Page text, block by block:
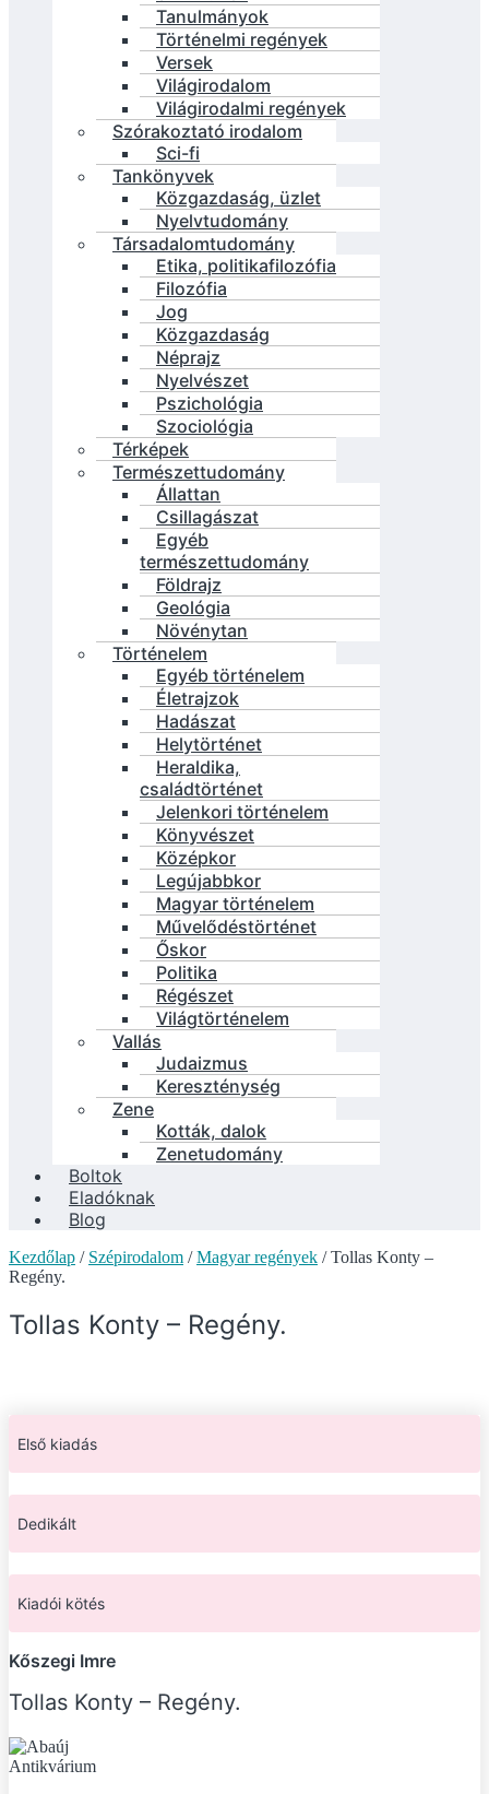
Tanulmányok
Történelmi regények
Versek
Világirodalom
Világirodalmi regények
Szórakoztató irodalom
Sci-fi
Tankönyvek
Közgazdaság, üzlet
Nyelvtudomány
Társadalomtudomány
Etika, politikafilozófia
Filozófia
Jog
Közgazdaság
Néprajz
Nyelvészet
Pszichológia
Szociológia
Térképek
Természettudomány
Állattan
Csillagászat
Egyéb
természettudomány
Földrajz
Geológia
Növénytan
Történelem
Egyéb történelem
Életrajzok
Hadászat
Helytörténet
Heraldika,
családtörténet
Jelenkori történelem
Könyvészet
Középkor
Legújabbkor
Magyar történelem
Művelődéstörténet
Őskor
Politika
Régészet
Világtörténelem
Vallás
Judaizmus
Kereszténység
Zene
Kották, dalok
Zenetudomány
Boltok
Eladóknak
Blog
Kezdőlap / Szépirodalom /Magyar regények / Tollas Konty –
Regény.
Tollas Konty – Regény.
Első kiadás
Dedikált
Kiadói kötés
Kőszegi Imre
Tollas Konty – Regény.